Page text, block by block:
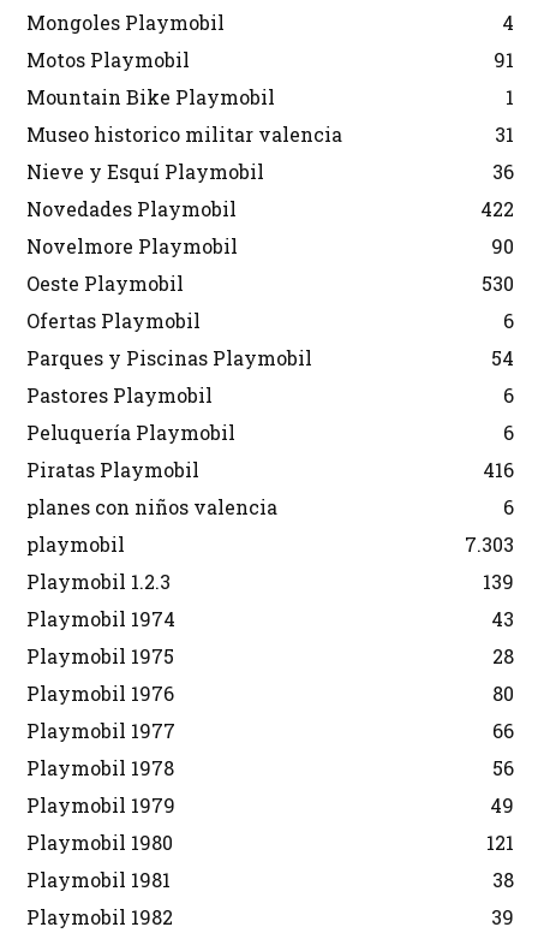
Mongoles Playmobil
4
Motos Playmobil
91
Mountain Bike Playmobil
1
Museo historico militar valencia
31
Nieve y Esquí Playmobil
36
Novedades Playmobil
422
Novelmore Playmobil
90
Oeste Playmobil
530
Ofertas Playmobil
6
Parques y Piscinas Playmobil
54
Pastores Playmobil
6
Peluquería Playmobil
6
Piratas Playmobil
416
planes con niños valencia
6
playmobil
7.303
Playmobil 1.2.3
139
Playmobil 1974
43
Playmobil 1975
28
Playmobil 1976
80
Playmobil 1977
66
Playmobil 1978
56
Playmobil 1979
49
Playmobil 1980
121
Playmobil 1981
38
Playmobil 1982
39